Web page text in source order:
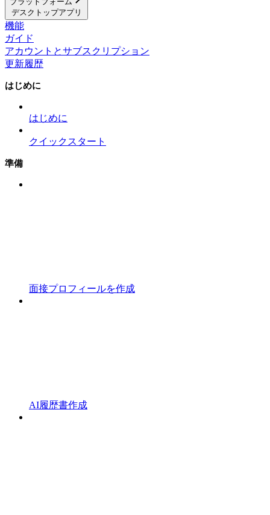
デスクトップアプリ
機能
ガイド
アカウントとサブスクリプション
更新履歴
はじめに
はじめに
クイックスタート
準備
面接プロフィールを作成
AI履歴書作成